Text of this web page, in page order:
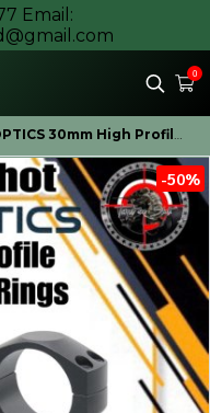
Email:
0
30mm High Profile Scope Weaver Rings
-50%